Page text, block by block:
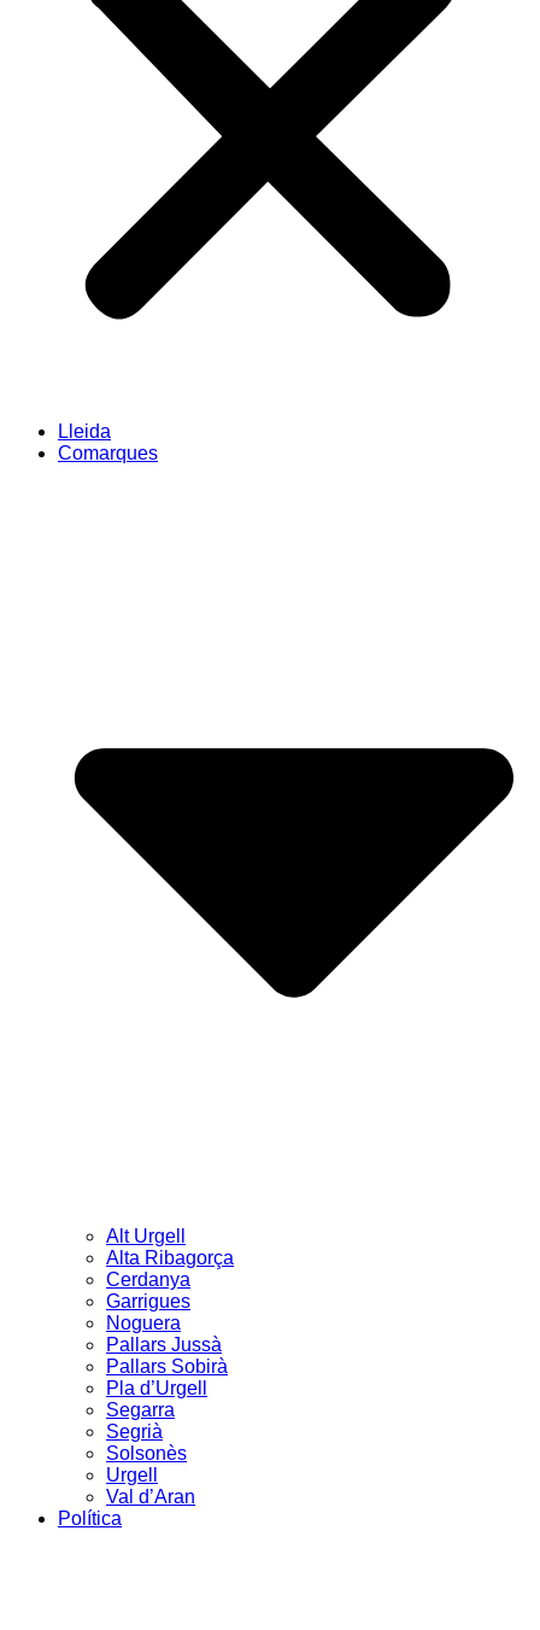
Lleida
Comarques
Alt Urgell
Alta Ribagorça
Cerdanya
Garrigues
Noguera
Pallars Jussà
Pallars Sobirà
Pla d’Urgell
Segarra
Segrià
Solsonès
Urgell
Val d’Aran
Política